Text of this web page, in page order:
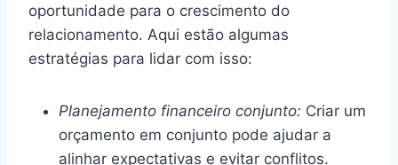
oportunidade para o crescimento do
relacionamento. Aqui estão algumas
estratégias para lidar com isso:
Planejamento financeiro conjunto: Criar um
orçamento em conjunto pode ajudar a
alinhar expectativas e evitar conflitos.